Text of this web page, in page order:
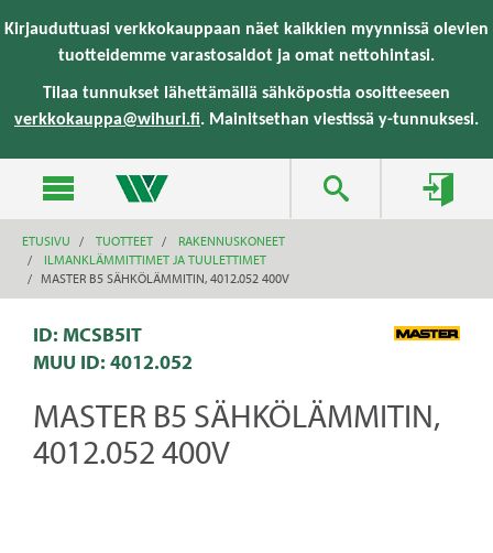
Kirjauduttuasi verkkokauppaan näet kaikkien myynnissä olevien
tuotteidemme varastosaldot ja omat nettohintasi.
Tilaa tunnukset lähettämällä sähköpostia osoitteeseen
verkkokauppa@wihuri.fi. Mainitsethan viestissä y-tunnuksesi.
ETUSIVU TUOTTEET
RAKENNUSKONEET
ILMANKLÄMMITTIMET JA TUULETTIMET
MASTER B5 SÄHKÖLÄMMITIN, 4012.052 400V
ID: MCSB5IT
MUU ID: 4012.052
MASTER B5 SÄHKÖLÄMMITIN,
4012.052 400V